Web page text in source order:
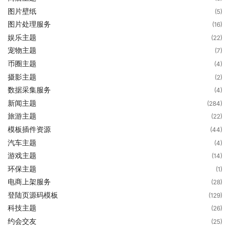
图片壁纸 (5)
图片处理服务 (16)
娱乐主题 (22)
宠物主题 (7)
币圈主题 (4)
摄影主题 (2)
数据采集服务 (4)
新闻主题 (284)
旅游主题 (22)
模板插件资源 (44)
汽车主题 (4)
游戏主题 (14)
环保主题 (1)
电商上架服务 (28)
登陆页源码模板 (129)
科技主题 (26)
约会交友 (25)